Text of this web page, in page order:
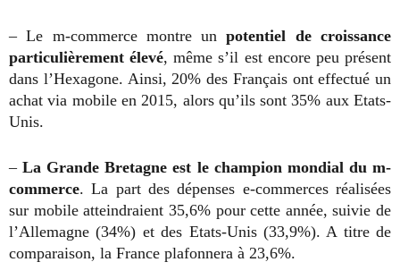
– Le m-commerce montre unpotentiel de croissance
particulièrement élevé, même s’il est encore peu présent
dans l’Hexagone. Ainsi, 20% des Français ont effectué un
achat via mobile en 2015, alors qu’ils sont 35% aux Etats-
Unis.
–La Grande Bretagne est le champion mondial du m-
commerce. La part des dépenses e-commerces réalisées
sur mobile atteindraient 35,6% pour cette année, suivie de
l’Allemagne (34%) et des Etats-Unis (33,9%). A titre de
comparaison, la France plafonnera à 23,6%.